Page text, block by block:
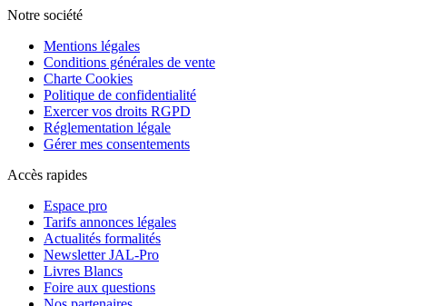
Notre société
Mentions légales
Conditions générales de vente
Charte Cookies
Politique de confidentialité
Exercer vos droits RGPD
Réglementation légale
Gérer mes consentements
Accès rapides
Espace pro
Tarifs annonces légales
Actualités formalités
Newsletter JAL-Pro
Livres Blancs
Foire aux questions